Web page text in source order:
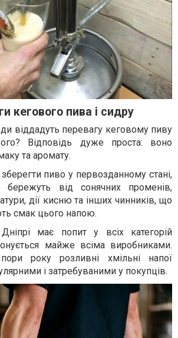
кегового пива і сидру
віддадуть перевагу кеговому пиву
Відповідь дуже проста: воно
та аромату.
пиво у первозданному стані,
бережуть від сонячних променів,
дії кисню та інших чинників, що
смак цього напою.
має попит у всіх категорій
майже всіма виробниками.
року розливні хмільні напої
і затребуваними у покупців.